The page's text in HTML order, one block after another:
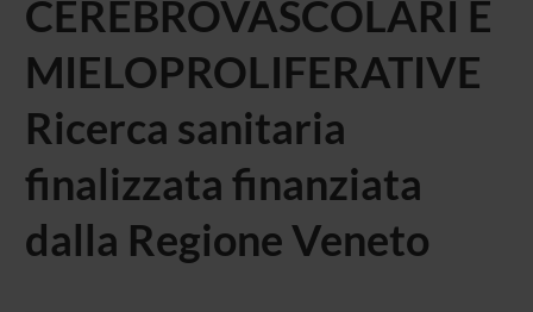
CEREBROVASCOLARI E
MIELOPROLIFERATIVE
Ricerca sanitaria
finalizzata finanziata
dalla Regione Veneto